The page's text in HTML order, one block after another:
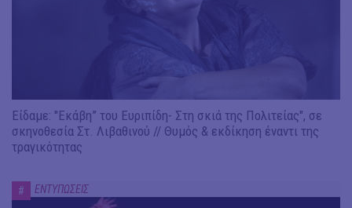
Είδαμε: "Εκάβη” του Ευριπίδη- Στη σκιά της Πολιτείας", σε
σκηνοθεσία Στ. Λιβαθινού // Θυμός & εκδίκηση έναντι της
τραγικότητας
# ΕΝΤΥΠΩΣΕΙΣ